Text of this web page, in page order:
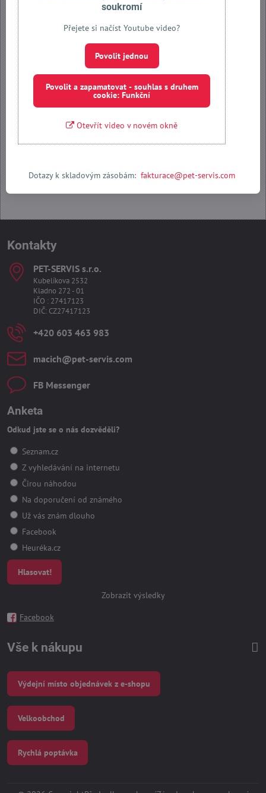
Externí obsah je blokován Volbami soukromí
Přejete si načíst externí obsah?
Povolit jednou
Povolit a zapamatovat - souhlas s druhem cookie: Funkční
Kontakty
PET-SERVIS s​.r​.o​.
Kubelíkova 2532
Kladno 272 - 01
IČO : 27417123
DIČ: CZ27417123
+420 603 463 983
macich​@pet-servis​.com
FB Messenger
Anketa
Odkud jste se o nás dozvěděli?
Seznam.cz
Z vyhledávání na internetu
Čirou náhodou
Na doporučení od známého
Už vás znám dlouho
Facebook
Heuréka.cz
Hlasovat!
Zobrazit výsledky
Facebook
Vše k nákupu
Výdejní místo objednávek z e-shopu
Velkoobchod
Rychlá poptávka
soukromí
Přejete si načíst Youtube video?
Povolit jednou
Povolit a zapamatovat - souhlas s druhem
cookie: Funkční
Otevřít video v novém okně
Dotazy k skladovým zásobám:fakturace@pet-servis.com